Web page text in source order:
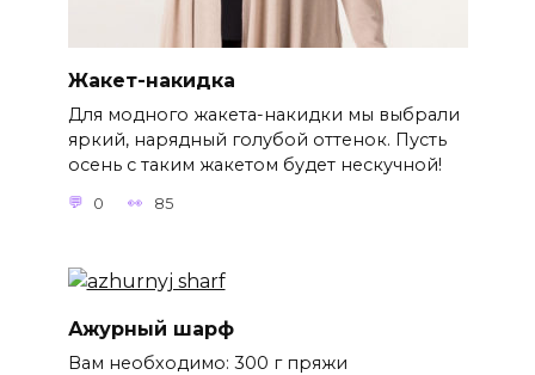
Жакет-накидка
Для модного жакета-накидки мы выбрали
яркий, нарядный голубой оттенок. Пусть
осень с таким жакетом будет нескучной!
0 85
Ажурный шарф
Вам необходимо: 300 г пряжи